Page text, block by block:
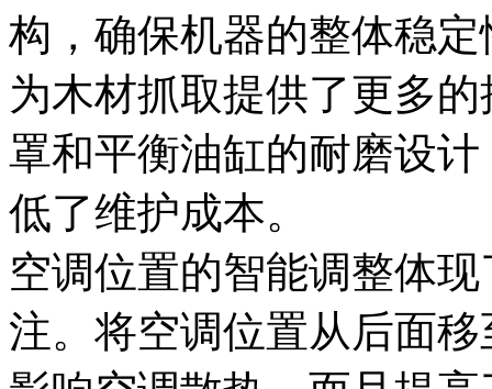
构，确保机器的整体稳
为木材抓取提供了更多
罩和平衡油缸的耐磨设
低了维护成本。
空调位置的智能调整体
注。将空调位置从后面